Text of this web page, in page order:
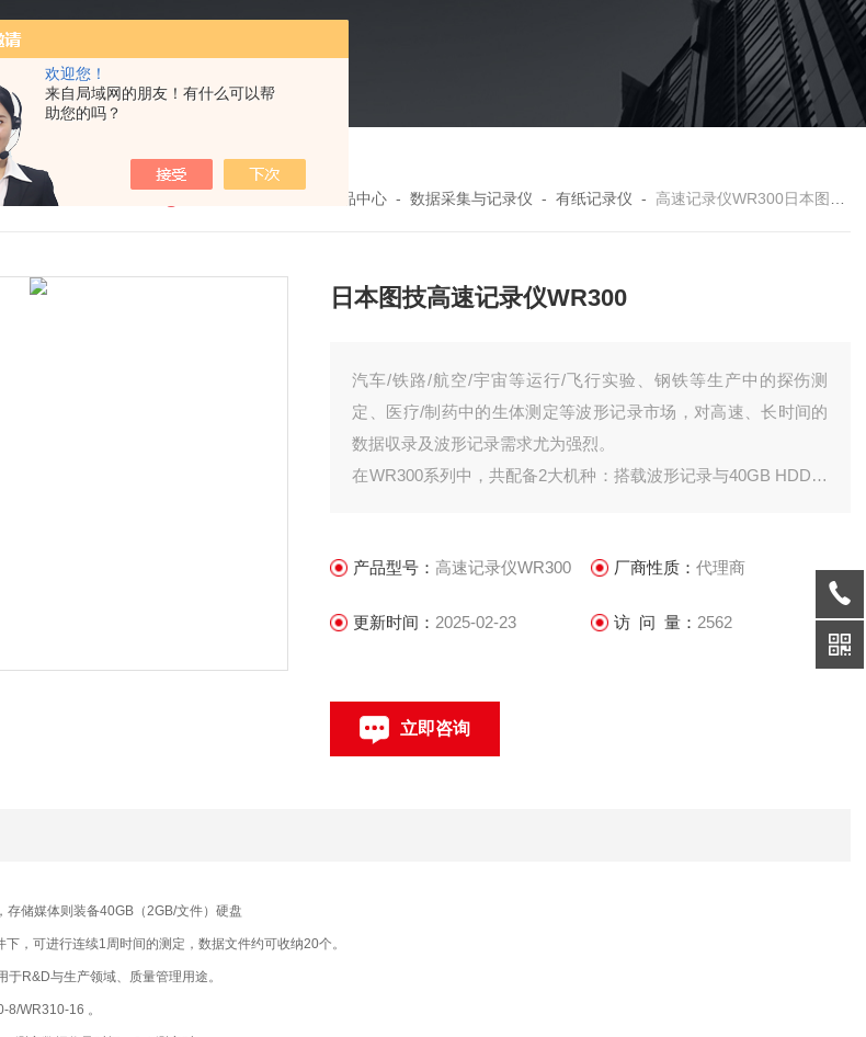
欢迎您！
来自局域网的朋友！有什么可以帮
助您的吗？
产品中心 -数据采集与记录仪 -有纸记录仪 - 高速记录仪WR300日本图技高速记录仪WR300
日本图技高速记录仪WR300
汽车/铁路/航空/宇宙等运行/飞行实验、钢铁等生产中的探伤测
定、医疗/制药中的生体测定等波形记录市场，对高速、长时间的
数据収录及波形记录需求尤为强烈。
在WR300系列中，共配备2大机种：搭载波形记录与40GB HDD、
产品型号： 高速记录仪WR300 厂商性质： 代理商
更新时间： 2025-02-23 访 问 量： 2562
立即咨询
储媒体则装备40GB（2GB/文件）硬盘
下，可进行连续1周时间的测定，数据文件约可收纳20个。
于R&D与生产领域、质量管理用途。
8/WR310-16 。